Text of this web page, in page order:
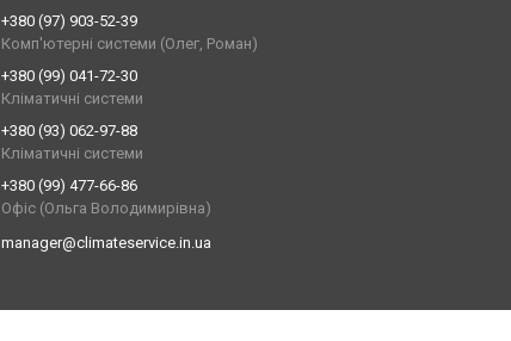
+380 (97) 903-52-39
Комп'ютерні системи (Олег, Роман)
+380 (99) 041-72-30
Кліматичні системи
+380 (93) 062-97-88
Кліматичні системи
+380 (99) 477-66-86
Офіс (Ольга Володимирівна)
manager@climateservice.in.ua